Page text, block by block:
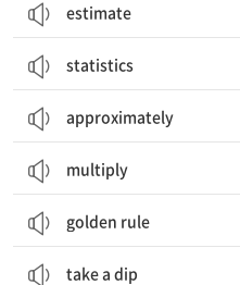
estimate
statistics
approximately
multiply
golden rule
take a dip